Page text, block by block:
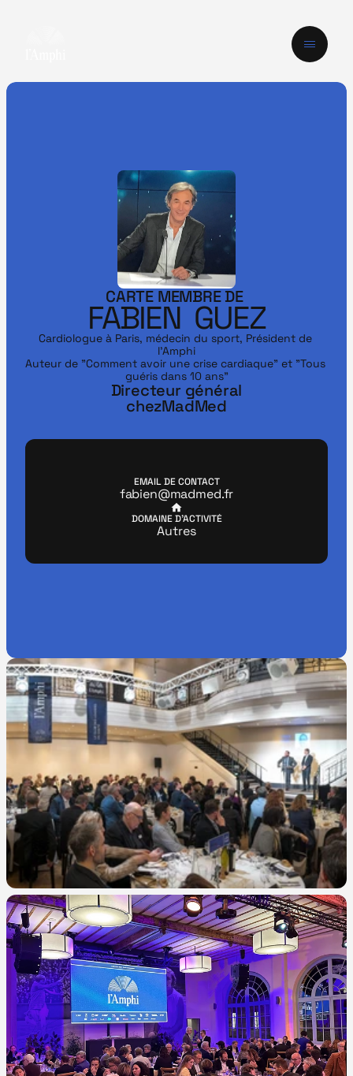
CARTE MEMBRE DE
FABIEN  GUEZ
Cardiologue à Paris, médecin du sport, Président de
l'Amphi
Auteur de "Comment avoir une crise cardiaque" et "Tous
Directeur général
chezMadMed
EMAIL DE CONTACT
fabien@madmed.fr
DOMAINE D'ACTIVITÉ
Autres